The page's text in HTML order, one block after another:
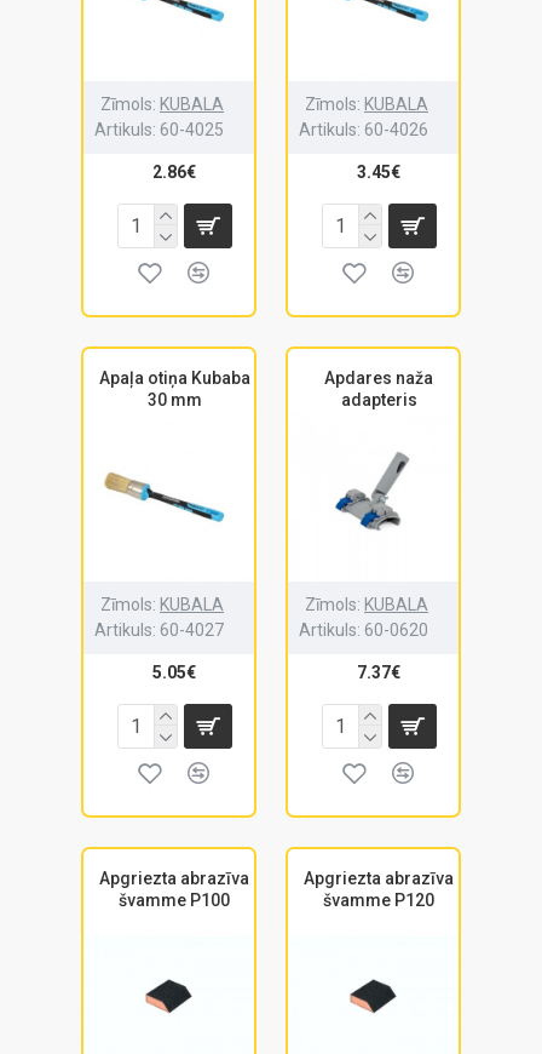
Zīmols: KUBALA
Artikuls: 60-4025
2.86€
Zīmols: KUBALA
Artikuls: 60-4026
3.45€
Apaļa otiņa Kubaba
30 mm
Zīmols: KUBALA
Artikuls: 60-4027
5.05€
Apdares naža
adapteris
Zīmols: KUBALA
Artikuls: 60-0620
7.37€
Apgriezta abrazīva
švamme P100
Apgriezta abrazīva
švamme P120